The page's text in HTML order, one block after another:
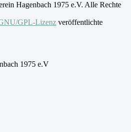
Hagenbach 1975 e.V. Alle Rechte
GPL-Lizenz veröffentlichte
1975 e.V